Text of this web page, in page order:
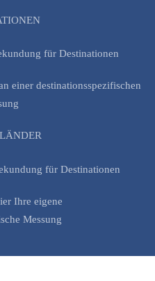
einer destinationsspezifischen
Ihre eigene
Messung